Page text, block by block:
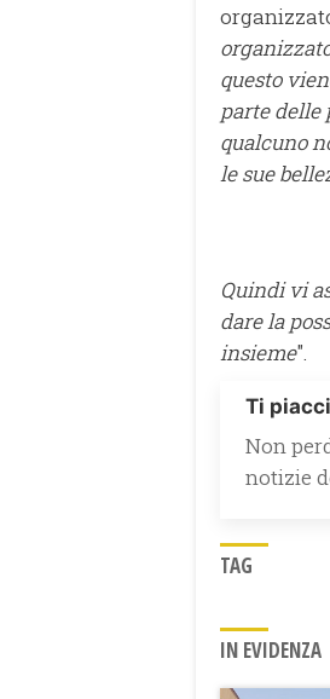
questo
parte delle
qualcuno
le sue
Quindi vi
dare la
insieme".
Ti
Non
notizie
TAG
IN EVIDENZA